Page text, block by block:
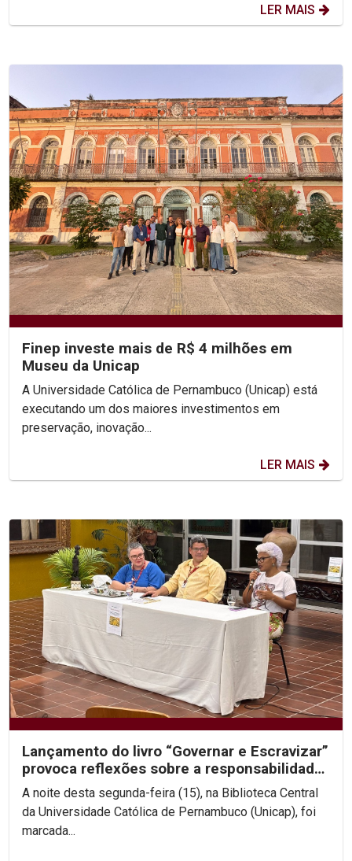
LER MAIS
Finep investe mais de R$ 4 milhões em
Museu da Unicap
A Universidade Católica de Pernambuco (Unicap) está
executando um dos maiores investimentos em
preservação, inovação...
LER MAIS
Lançamento do livro “Governar e Escravizar”
provoca reflexões sobre a responsabilidade
histórica...
A noite desta segunda-feira (15), na Biblioteca Central
da Universidade Católica de Pernambuco (Unicap), foi
marcada...